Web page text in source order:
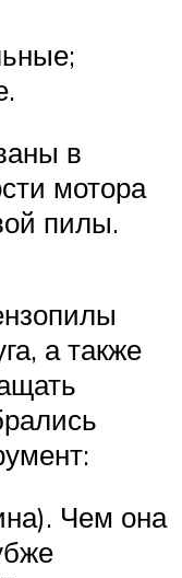
в
мотора
пилы.
а также
Чем она